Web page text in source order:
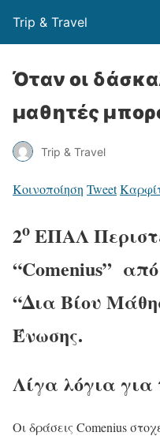
Trip & Travel
Όταν οι
μαθητές
Trip & Travel
Κοινοποίηση Tweet
2ο ΕΠΑΛ
“Comenius”
“Δια Βίου
Ένωσης.
Λίγα λόγια
Οι δράσεις Comenius